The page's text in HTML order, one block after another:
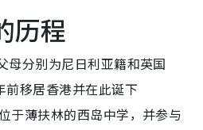
历程
母分别为尼日利亚籍和英国
移居香港并在此诞下
于薄扶林的西岛中学，并参与